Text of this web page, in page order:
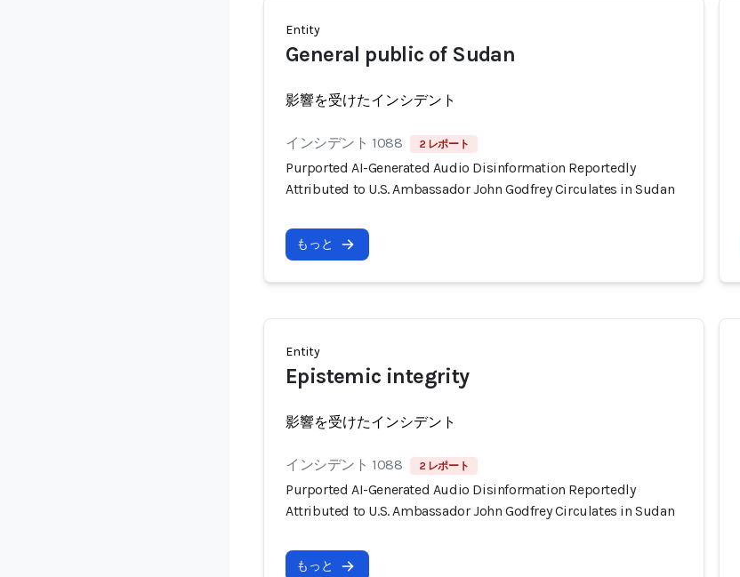
Entity
General public of Sudan
影響を受けたインシデント
インシデント 1088 2 レポート
Purported AI-Generated Audio Disinformation Reportedly
Attributed to U.S. Ambassador John Godfrey Circulates in Sudan
もっと
Entity
Epistemic integrity
影響を受けたインシデント
インシデント 1088 2 レポート
Purported AI-Generated Audio Disinformation Reportedly
Attributed to U.S. Ambassador John Godfrey Circulates in Sudan
もっと